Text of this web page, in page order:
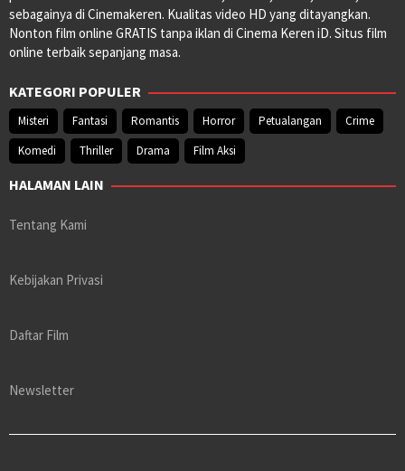
sebagainya di Cinemakeren. Kualitas video HD yang ditayangkan.
Nonton film online GRATIS tanpa iklan di Cinema Keren iD. Situs film
online terbaik sepanjang masa.
KATEGORI POPULER
Misteri Fantasi Romantis Horror Petualangan
Crime
Komedi
Thriller Drama Film Aksi
HALAMAN LAIN
Tentang Kami
Kebijakan Privasi
Daftar Film
Newsletter